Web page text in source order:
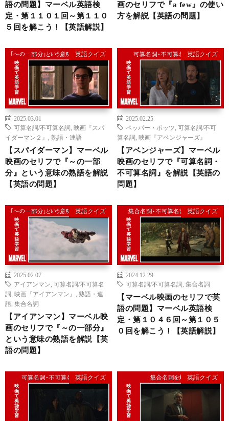
語の問題】マーベル英語検
定・第１１０１回～第１１０
５回を解こう！【英語解説】
画のセリフで『a few』の使い
方を解説【英語の問題】
英語クイズ
2025.03.01
可算名詞/不可算名詞 映画『スパ
イダーマン２』
熟語・連語
【スパイダーマン】マーベル
映画のセリフで『～の一部
分』という意味の熟語を解説
【英語の問題】
英語クイズ
2025.02.25
ペッパー・ポッツ 可算名詞/不可
算名詞 映画『アベンジャーズ』
【アベンジャーズ】マーベル
映画のセリフで『可算名詞・
不可算名詞』を解説【英語の
問題】
英語クイズ
2025.02.07
アイアンマン, 可算名詞/不可算名
詞 , 映画『アイアンマン』 , 熟語・連
語, 集合名詞
【アイアンマン】マーベル映
画のセリフで『～の一部分』
という意味の熟語を解説【英
語の問題】
英語クイズ
2024.12.29
可算名詞/不可算名詞 , 集合名詞
【マーベル映画のセリフで英
語の問題】マーベル英語検
定・第１０４６回～第１０５
０回を解こう！【英語解説】
英語クイズ 英語クイズ